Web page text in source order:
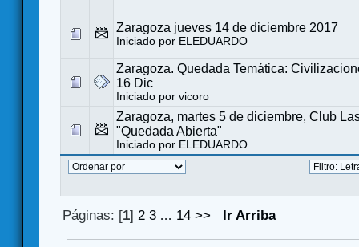
Zaragoza jueves 14 de diciembre 2017
Iniciado por ELEDUARDO
Zaragoza. Quedada Temática:
16 Dic
Iniciado por vicoro
Zaragoza, martes 5 de diciembre, Club
"Quedada Abierta"
Iniciado por ELEDUARDO
Páginas: [1] 2 3 ... 14 >> Ir Arriba